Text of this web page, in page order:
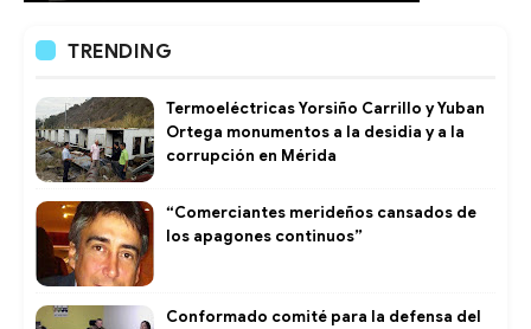
TRENDING
Termoeléctricas Yorsiño Carrillo y Yuban
Ortega monumentos a la desidia y a la
corrupción en Mérida
“Comerciantes merideños cansados de
los apagones continuos”
Conformado comité para la defensa del